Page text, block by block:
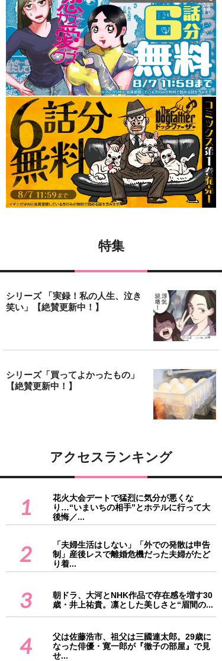
特集
シリーズ 「実録！私の人生、泣き
笑い」【絶賛更新中！】
シリーズ「買ってよかったもの」
【絶賛更新中！】
アクセスランキング
1
花火大会デートで猛烈に気分が悪くな
り…“いまいちの相手”とホテルに行って大
後悔／...
2
「夫婦生活はしない」「外での発散は申告
制」産後レスで離婚危機だった夫婦がたど
り着...
3
朝ドラ、大河とNHK作品で存在感を増す30
歳・井上祐貴。凛とした美しさと“眉間の...
4
父は佐藤浩市、祖父は三國連太郎。29歳に
なった俳優・寛一郎が『徹子の部屋』で見
せ...